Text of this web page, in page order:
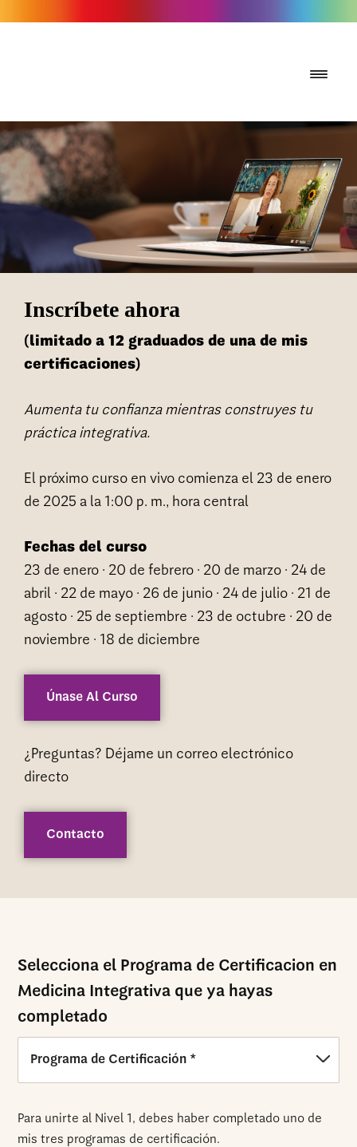
Inscríbete ahora
(limitado a 12 graduados de una de mis
certificaciones)
Aumenta tu confianza mientras construyes tu
práctica integrativa.
El próximo curso en vivo comienza el 23 de enero
de 2025 a la 1:00 p. m., hora central
Fechas del curso
23 de enero · 20 de febrero · 20 de marzo · 24 de
abril · 22 de mayo · 26 de junio · 24 de julio · 21 de
agosto · 25 de septiembre · 23 de octubre · 20 de
noviembre · 18 de diciembre
Únase Al Curso
¿Preguntas? Déjame un correo electrónico
directo
Contacto
Selecciona el Programa de Certificacion en
Medicina Integrativa que ya hayas
completado
Para unirte al Nivel 1, debes haber completado uno de
mis tres programas de certificación.